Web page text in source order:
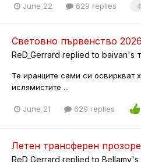
June 22 629 replies
Световно първенство 2026
ReD_Gerrard replied to baivan's
Те иранците сами си освиркват
ислямистите ...
June 21 629 replies
Летен трансферен
ReD_Gerrard replied to Bellamy's